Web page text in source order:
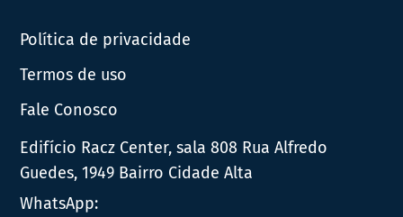
Política de privacidade
Termos de uso
Fale Conosco
Edifício Racz Center, sala 808 Rua Alfredo
Guedes, 1949 Bairro Cidade Alta
WhatsApp: